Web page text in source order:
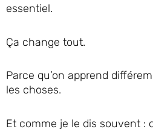
essentiel.
Ça change tout.
Parce qu’on apprend
les choses.
Et comme je le dis souvent :